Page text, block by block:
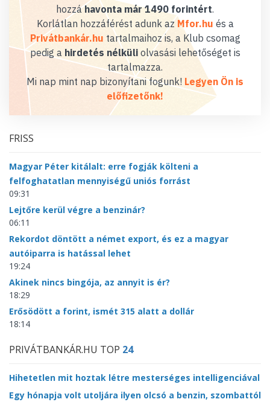
hozzáhavonta már 1490 forintért.
Korlátlan hozzáférést adunk az Mfor.hu és a
Privátbankár.hu tartalmaihoz is, a Klub csomag
pedig a hirdetés nélküliolvasási lehetőséget is
tartalmazza.
Mi nap mint nap bizonyítani fogunk! Legyen Ön is
előfizetőnk!
FRISS
Magyar Péter kitálalt: erre fogják költeni a
felfoghatatlan mennyiségű uniós forrást
09:31
Lejtőre kerül végre a benzinár?
06:11
Rekordot döntött a német export, és ez a magyar
autóiparra is hatással lehet
19:24
Akinek nincs bingója, az annyit is ér?
18:29
Erősödött a forint, ismét 315 alatt a dollár
18:14
PRIVÁTBANKÁR.HU TOP 24
Hihetetlen mit hoztak létre mesterséges intelligenciával
Egy hónapja volt utoljára ilyen olcsó a benzin, szombattól